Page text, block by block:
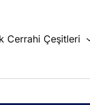
Cerrahi Çeşitleri